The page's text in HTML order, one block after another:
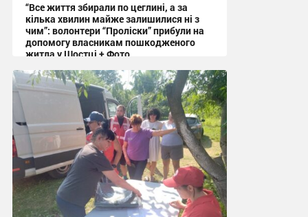
“Все життя збирали по цеглині, а за
кілька хвилин майже залишилися ні з
чим”: волонтери “Проліски” прибули на
допомогу власникам пошкодженого
житла у Шостці + Фото
09:54 сьогодні